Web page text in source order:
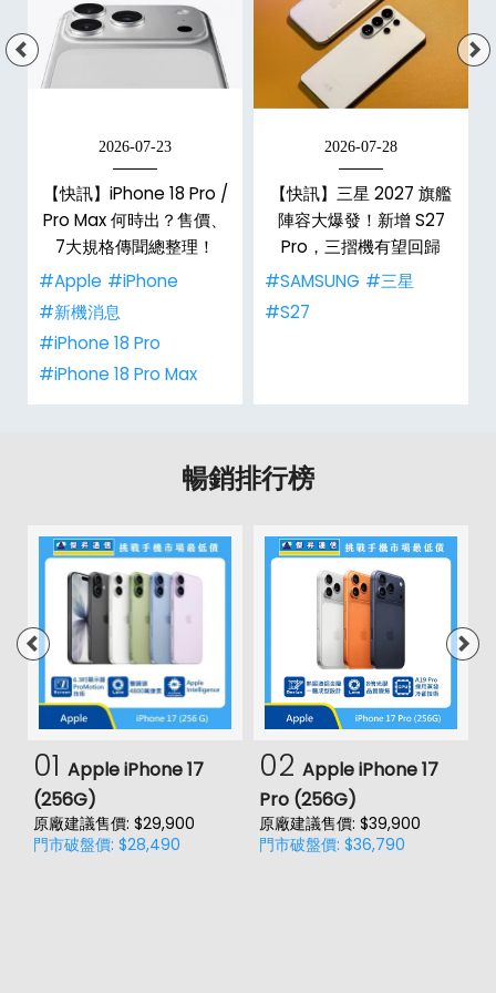
2026-07-23
【快訊】iPhone 18 Pro /
Pro Max 何時出？售價、
7大規格傳聞總整理！
#Apple #iPhone
#新機消息
#iPhone 18 Pro
#iPhone 18 Pro Max
2026-07-28
【快訊】三星 2027 旗艦
陣容大爆發！新增 S27
Pro，三摺機有望回歸
#SAMSUNG #三星
#S27
暢銷排行榜
01 Apple iPhone 17
(256G)
原廠建議售價: $29,900
門市破盤價: $28,490
02 Apple iPhone 17
Pro (256G)
原廠建議售價: $39,900
門市破盤價: $36,790